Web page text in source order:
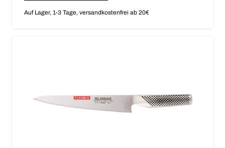
Auf Lager, 1-3 Tage, versandkostenfrei ab 20€